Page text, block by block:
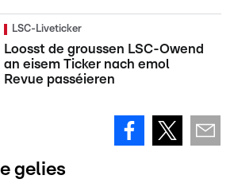
LSC-Liveticker
Loosst de groussen LSC-Owend
an eisem Ticker nach emol
Revue passéieren
gelies